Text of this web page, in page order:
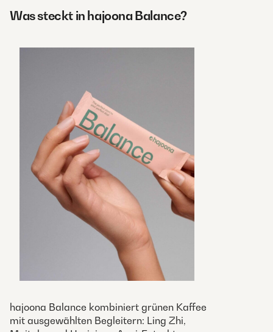
Was steckt in hajoona Balance?
hajoona Balance kombiniert grünen Kaffee
mit ausgewählten Begleitern: Ling Zhi,